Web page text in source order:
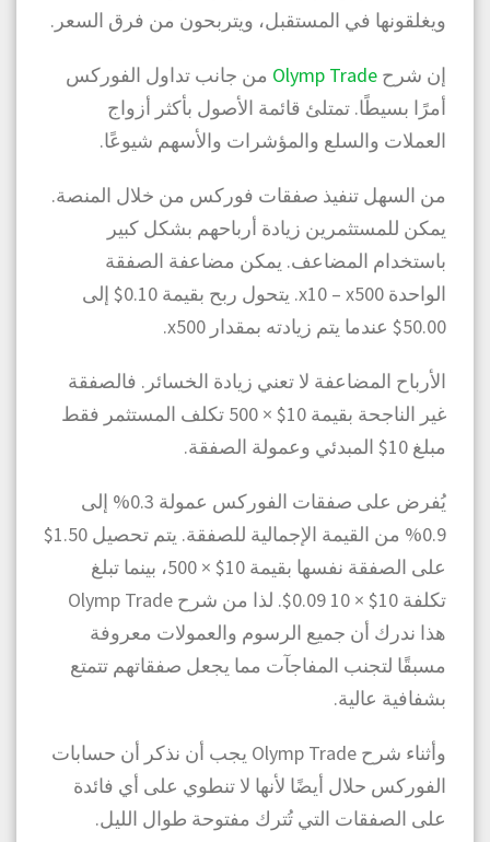
ويغلقونها في المستقبل، ويتربحون من فرق السعر.
إن شرح Olymp Trade من جانب تداول الفوركس
أمرًا بسيطًا. تمتلئ قائمة الأصول بأكثر أزواج
العملات والسلع والمؤشرات والأسهم شيوعًا.
من السهل تنفيذ صفقات فوركس من خلال المنصة.
يمكن للمستثمرين زيادة أرباحهم بشكل كبير
باستخدام المضاعف. يمكن مضاعفة الصفقة
الواحدة x10 – x500. يتحول ربح بقيمة 0.10$ إلى
50.00$ عندما يتم زيادته بمقدار x500.
الأرباح المضاعفة لا تعني زيادة الخسائر. فالصفقة
غير الناجحة بقيمة 10$ × 500 تكلف المستثمر فقط
مبلغ 10$ المبدئي وعمولة الصفقة.
يُفرض على صفقات الفوركس عمولة 0.3% إلى
0.9% من القيمة الإجمالية للصفقة. يتم تحصيل 1.50$
على الصفقة نفسها بقيمة 10$ × 500، بينما تبلغ
تكلفة 10$ × 10 0.09$. لذا من شرح Olymp Trade
هذا ندرك أن جميع الرسوم والعمولات معروفة
مسبقًا لتجنب المفاجآت مما يجعل صفقاتهم تتمتع
بشفافية عالية.
وأثناء شرح Olymp Trade يجب أن نذكر أن حسابات
الفوركس حلال أيضًا لأنها لا تنطوي على أي فائدة
على الصفقات التي تُترك مفتوحة طوال الليل.